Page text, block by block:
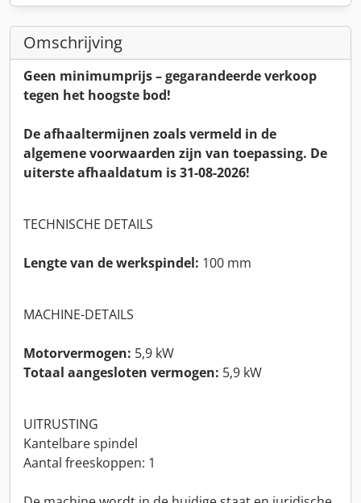
Omschrijving
Geen minimumprijs – gegarandeerde verkoop
tegen het hoogste bod!
De afhaaltermijnen zoals vermeld in de
algemene voorwaarden zijn van toepassing. De
uiterste afhaaldatum is 31-08-2026!
TECHNISCHE DETAILS
Lengte van de werkspindel: 100 mm
MACHINE-DETAILS
Motorvermogen: 5,9 kW
Totaal aangesloten vermogen: 5,9 kW
UITRUSTING
Kantelbare spindel
Aantal freeskoppen: 1